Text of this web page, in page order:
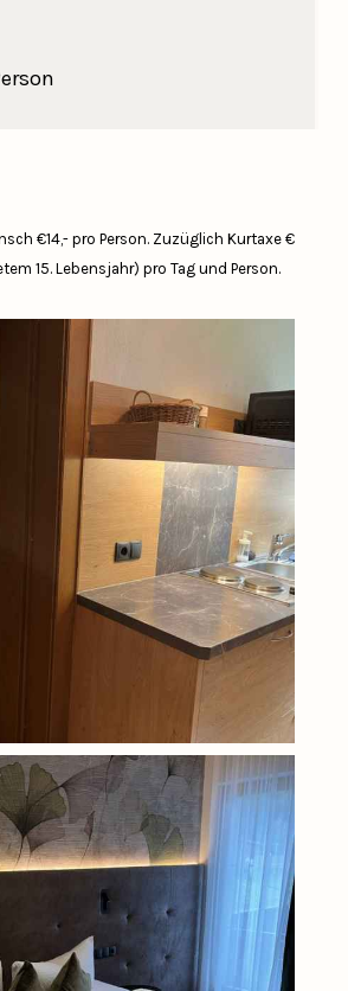
€14,- pro Person. Zuzüglich Kurtaxe €
15. Lebensjahr) pro Tag und Person.